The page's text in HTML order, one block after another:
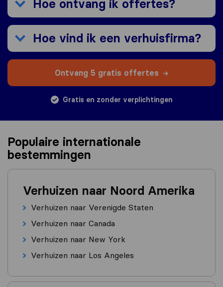
Hoe ontvang ik offertes?
Hoe vind ik een verhuisfirma?
Ontvang 5 gratis offertes
Gratis en zonder verplichtingen
Populaire internationale
bestemmingen
Verhuizen naar Noord Amerika
Verhuizen naar Verenigde Staten
Verhuizen naar Canada
Verhuizen naar New York
Verhuizen naar Los Angeles